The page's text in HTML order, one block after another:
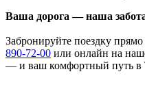
Ваша дорога — наша
Забронируйте поездку
890-72-00 или онлайн на
— и ваш комфортный путь в